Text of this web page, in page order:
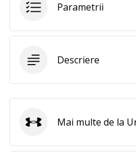
Afiseaza
toate
Parametrii
Descriere
Under Armour
Mai multe de la